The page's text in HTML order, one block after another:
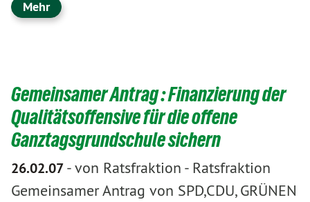
Mehr
Gemeinsamer Antrag : Finanzierung der
Qualitätsoffensive für die offene
Ganztagsgrundschule sichern
26.02.07-von Ratsfraktion - Ratsfraktion
Gemeinsamer Antrag von SPD,CDU, GRÜNEN